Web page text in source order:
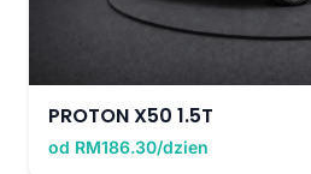
PROTON X50 1.5T
od RM186.30/dzien